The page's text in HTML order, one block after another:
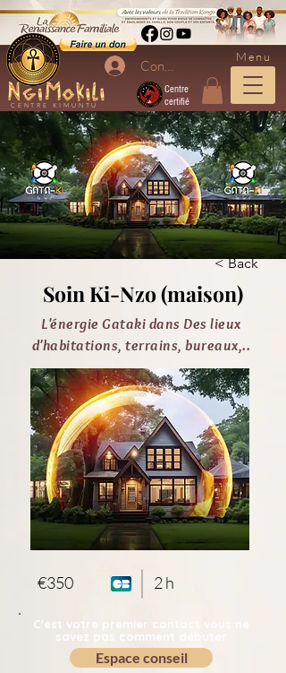
CENTRE KIMUNTU
Centre
certifié
Connexion
Menu
Soin Ki-Nzo (maison)
< Back
L'énergie Gataki dans Des lieux
d'habitations, terrains, bureaux,..
€350 2 h
C'est votre premier contact vous ne
savez pas comment débuter
Espace conseil